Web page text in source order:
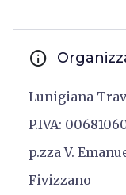
info
Lunigiana
P.IVA:
p.zza V.
Fivizzano